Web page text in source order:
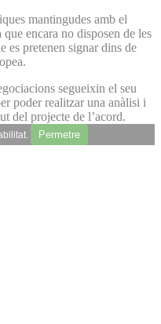
mantingudes amb el
encara no disposen de les
es pretenen signar dins de
segueixin el seu
poder realitzar una anàlisi i
del projecte de l’acord.
Permetre